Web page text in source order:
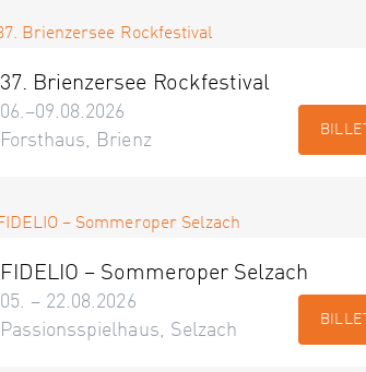
37. Brienzersee Rockfestival
06.–09.08.2026
Forsthaus, Brienz
FIDELIO – Sommeroper Selzach
05. – 22.08.2026
Passionsspielhaus, Selzach